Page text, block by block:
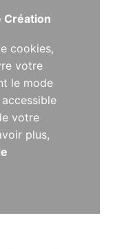
Création
cookies,
votre
le mode
votre
plus,